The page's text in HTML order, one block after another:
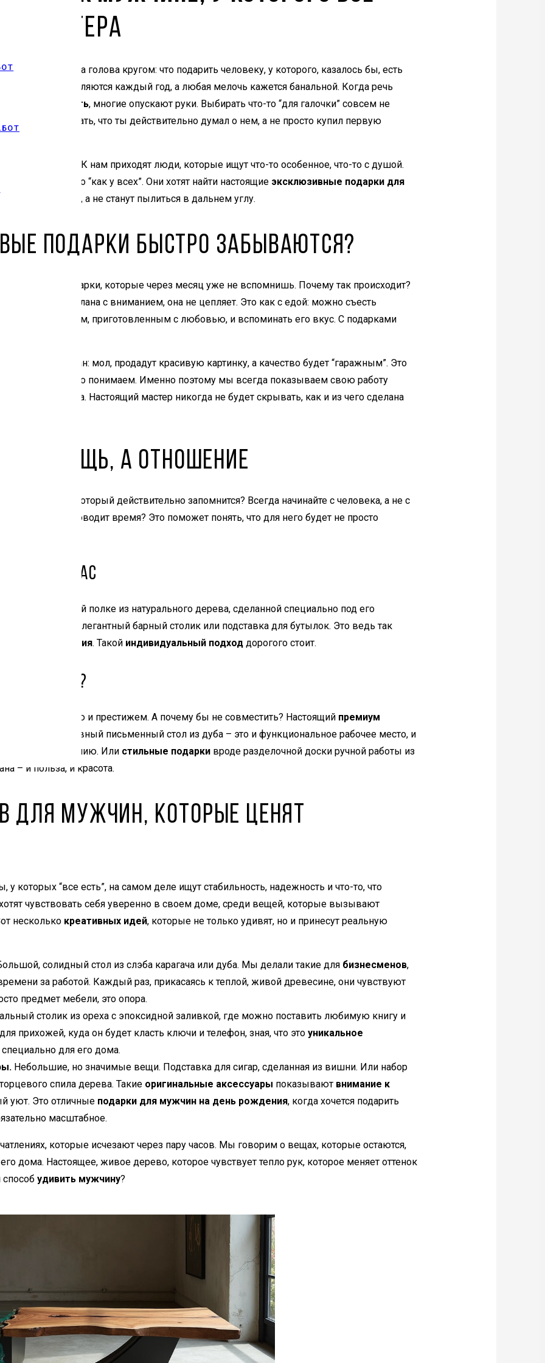
от мастера
праздник, а голова кругом: что подарить человеку, у которого, казалось бы, есть
гаджеты обновляются каждый год, а любая мелочь кажется банальной. Когда речь
все есть, многие опускают руки. Выбирать что-то “для галочки” совсем не
память, показать, что ты действительно думал о нем, а не просто купил первую
регулярно. К нам приходят люди, которые ищут что-то особенное, что-то с душой.
от того, что “как у всех”. Они хотят найти настоящие эксклюзивные подарки для
десятилетиями, а не станут пылиться в дальнем углу.
подарки быстро забываются?
получал подарки, которые через месяц уже не вспомнишь. Почему так происходит?
истории, не сделана с вниманием, она не цепляет. Это как с едой: можно съесть
блюдом, приготовленным с любовью, и вспоминать его вкус. С подарками
стоит обман: мол, продадут красивую картинку, а качество будет “гаражным”. Это
мы ее прекрасно понимаем. Именно поэтому мы всегда показываем свою работу
штриха. Настоящий мастер никогда не будет скрывать, как и из чего сделана
этапом.
не вещь, а отношение
мужчине
, который действительно запомнится? Всегда начинайте с человека, а не с
Где проводит время? Это поможет понять, что для него будет не просто
самого.
ваш компас
о книжной полке из натурального дерева, сделанной специально под его
или вина – элегантный барный столик или подставка для бутылок. Это ведь так
его
увлечения. Такой индивидуальный подход дорогого стоит.
вещи?
практичностью и престижем. А почему бы не совместить? Настоящий премиум
массивный письменный стол из дуба – это и функциональное рабочее место, и
служить поколению. Или стильные подарки вроде разделочной доски ручной работы из
– и польза, и красота.
для мужчин, которые ценят
которых “все есть”, на самом деле ищут стабильность, надежность и что-то, что
чувствовать себя уверенно в своем доме, среди вещей, которые вызывают
несколько креативных идей, которые не только удивят, но и принесут реальную
солидный стол из слэба карагача или дуба. Мы делали такие для бизнесменов,
за работой. Каждый раз, прикасаясь к теплой, живой древесине, они чувствуют
предмет мебели, это опора.
столик из ореха с эпоксидной заливкой, где можно поставить любимую книгу и
прихожей, куда он будет класть ключи и телефон, зная, что это уникальное
для его дома.
Небольшие, но значимые вещи. Подставка для сигар, сделанная из вишни. Или набор
спила дерева. Такие оригинальные аксессуары показывают внимание к
уют. Это отличные подарки для мужчин на день рождения, когда хочется подарить
масштабное.
которые исчезают через пару часов. Мы говорим о вещах, которые остаются,
дома. Настоящее, живое дерево, которое чувствует тепло рук, которое меняет оттенок
удивить мужчину?